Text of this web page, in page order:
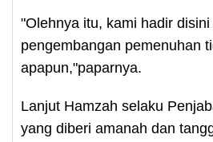
"Olehnya itu, kami hadir
pengembangan pemenuhan
apapun,"paparnya.
Lanjut Hamzah selaku
yang diberi amanah dan